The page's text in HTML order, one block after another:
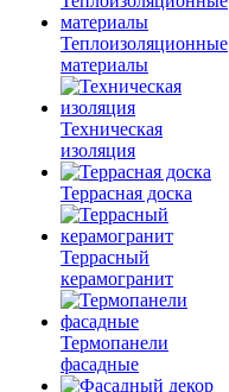
Теплоизоляционные
материалы
Техническая
изоляция
Террасная доска
Террасный
керамогранит
Термопанели
фасадные